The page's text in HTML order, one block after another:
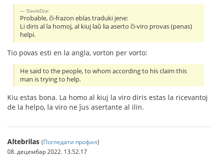
SlavikDze:
Probable, ĉi-frazon eblas traduki jene:
Li diris al la homoj, al kiuj laŭ lia aserto ĉi-viro provas (penas)
helpi.
Tio povas esti en la angla, vorton per vorto:
He said to the people, to whom according to his claim this
man is trying to help.
Kiu estas bona. La homo al kiuj la viro diris estas la ricevantoj
de la helpo, la viro ne ĵus asertante al ilin.
Altebrilas (Погледати профил)
08. децембар 2022. 13.52.17